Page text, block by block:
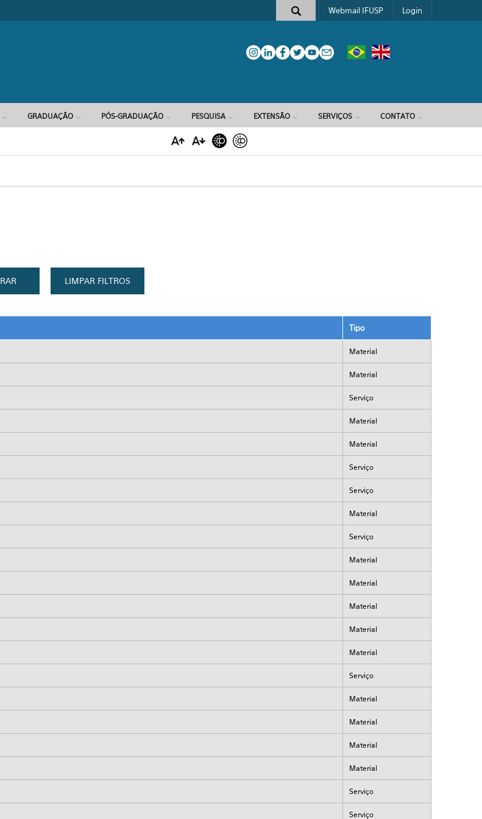
Formulário de busca
Webmail IFUSP Login
GRADUAÇÃO PÓS-GRADUAÇÃO PESQUISA EXTENSÃO SERVIÇOS CONTATO
Tipo
Material
Material
Serviço
Material
Material
Serviço
Serviço
Material
Serviço
Material
Material
Material
Material
Material
Serviço
Material
Material
Material
Material
Serviço
Serviço